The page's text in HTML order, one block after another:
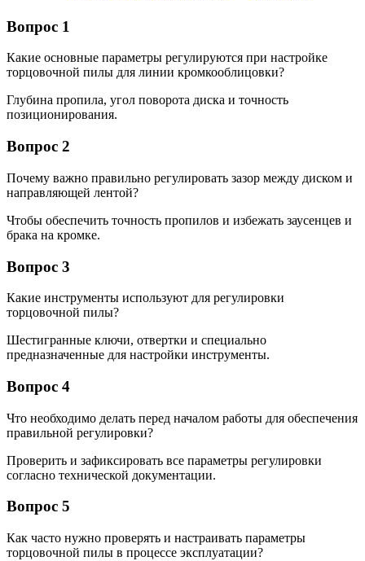
Вопрос 1
Какие основные параметры регулируются при настройке
торцовочной пилы для линии кромкооблицовки?
Глубина пропила, угол поворота диска и точность
позиционирования.
Вопрос 2
Почему важно правильно регулировать зазор между диском и
направляющей лентой?
Чтобы обеспечить точность пропилов и избежать заусенцев и
брака на кромке.
Вопрос 3
Какие инструменты используют для регулировки
торцовочной пилы?
Шестигранные ключи, отвертки и специально
предназначенные для настройки инструменты.
Вопрос 4
Что необходимо делать перед началом работы для обеспечения
правильной регулировки?
Проверить и зафиксировать все параметры регулировки
согласно технической документации.
Вопрос 5
Как часто нужно проверять и настраивать параметры
торцовочной пилы в процессе эксплуатации?